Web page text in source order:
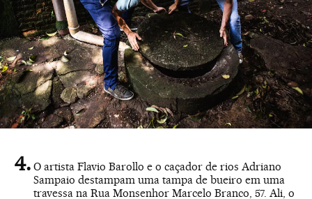
O artista Flavio Barollo e o caçador de rios Adriano
Sampaio destampam uma tampa de bueiro em uma
travessa na Rua Monsenhor Marcelo Branco, 57. Ali, o